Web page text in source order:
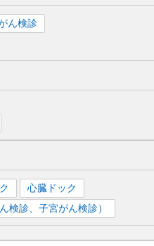
ん検診
心臓ドック
検診、子宮がん検診）